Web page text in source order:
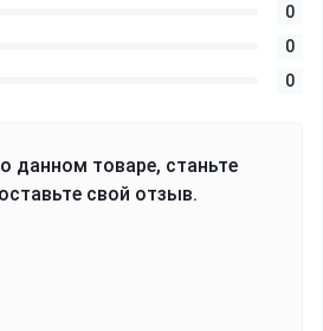
0
0
0
данном товаре, станьте
свой отзыв.